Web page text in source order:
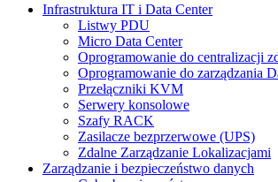
Infrastruktura IT i Data Center
Listwy PDU
Micro Data Center
Oprogramowanie do centralizacji
Oprogramowanie do zarządzania
Przełączniki KVM
Serwery konsolowe
Szafy RACK
Zasilacze bezprzerwowe (UPS)
Zdalne Zarządzanie Lokalizacjami
Zarządzanie i bezpieczeństwo danych